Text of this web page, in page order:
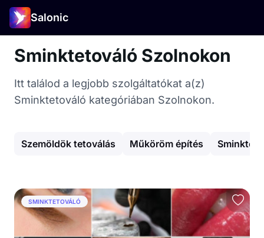
Salonic
Sminktetováló Szolnokon
Itt találod a legjobb szolgáltatókat a(z)
Sminktetováló kategóriában Szolnokon.
Szemöldök tetoválás Műköröm építés
SMINKTETOVÁLÓ